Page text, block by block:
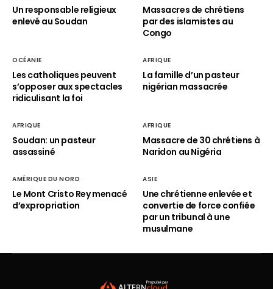
Un responsable religieux
enlevé au Soudan
Massacres de chrétiens
par des islamistes au
Congo
OCÉANIE
Les catholiques peuvent
s’opposer aux spectacles
ridiculisant la foi
AFRIQUE
La famille d’un pasteur
nigérian massacrée
AFRIQUE
Soudan: un pasteur
assassiné
AFRIQUE
Massacre de 30 chrétiens à
Naridon au Nigéria
AMÉRIQUE DU NORD
Le Mont Cristo Rey menacé
d’expropriation
ASIE
Une chrétienne enlevée et
convertie de force confiée
par un tribunal à une
musulmane